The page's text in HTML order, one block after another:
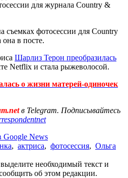
для журнала Country &
съемках фотосессии для Country
в посте.
Шарлиз Терон преобразилась
Netflix и стала рыжеволосой.
о жизни матерей-одиночек
в Telegram. Подписывайтесь
Google News
, актриса, фотосессия, Ольга
необходимый текст и
об этом редакции.